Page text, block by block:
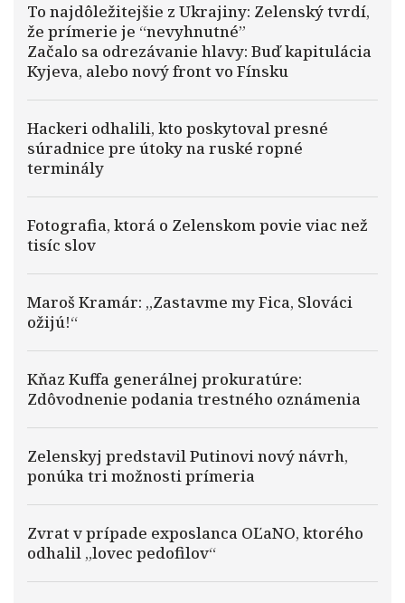
To najdôležitejšie z Ukrajiny: Zelenský tvrdí,
že prímerie je “nevyhnutné”
Začalo sa odrezávanie hlavy: Buď kapitulácia
Kyjeva, alebo nový front vo Fínsku
Hackeri odhalili, kto poskytoval presné
súradnice pre útoky na ruské ropné
terminály
Fotografia, ktorá o Zelenskom povie viac než
tisíc slov
Maroš Kramár: „Zastavme my Fica, Slováci
ožijú!“
Kňaz Kuffa generálnej prokuratúre:
Zdôvodnenie podania trestného oznámenia
Zelenskyj predstavil Putinovi nový návrh,
ponúka tri možnosti prímeria
Zvrat v prípade exposlanca OĽaNO, ktorého
odhalil „lovec pedofilov“